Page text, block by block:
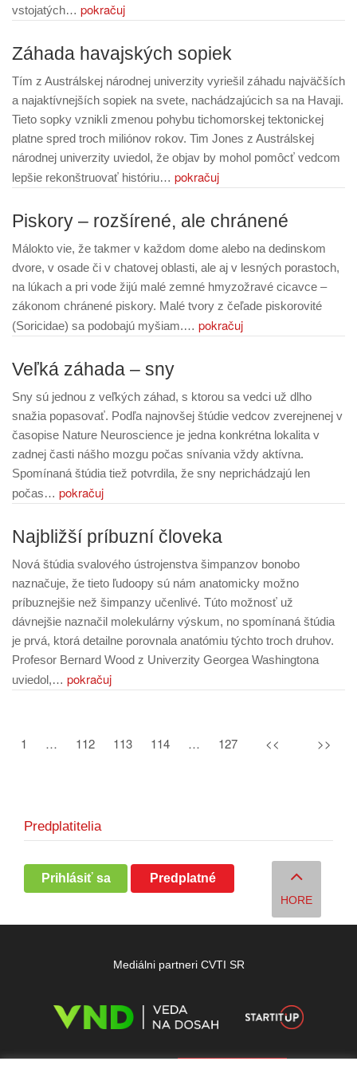
vstojatých… pokračuj
Záhada havajských sopiek
Tím z Austrálskej národnej univerzity vyriešil záhadu najväčších
a najaktívnejších sopiek na svete, nachádzajúcich sa na Havaji.
Tieto sopky vznikli zmenou pohybu tichomorskej tektonickej
platne spred troch miliónov rokov. Tim Jones z Austrálskej
národnej univerzity uviedol, že objav by mohol pomôcť vedcom
lepšie rekonštruovať históriu… pokračuj
Piskory – rozšírené, ale chránené
Málokto vie, že takmer v každom dome alebo na dedinskom
dvore, v osade či v chatovej oblasti, ale aj v lesných porastoch,
na lúkach a pri vode žijú malé zemné hmyzožravé cicavce –
zákonom chránené piskory. Malé tvory z čeľade piskorovité
(Soricidae) sa podobajú myšiam.… pokračuj
Veľká záhada – sny
Sny sú jednou z veľkých záhad, s ktorou sa vedci už dlho
snažia popasovať. Podľa najnovšej štúdie vedcov zverejnenej v
časopise Nature Neuroscience je jedna konkrétna lokalita v
zadnej časti nášho mozgu počas snívania vždy aktívna.
Spomínaná štúdia tiež potvrdila, že sny neprichádzajú len
počas… pokračuj
Najbližší príbuzní človeka
Nová štúdia svalového ústrojenstva šimpanzov bonobo
naznačuje, že tieto ľudoopy sú nám anatomicky možno
príbuznejšie než šimpanzy učenlivé. Túto možnosť už
dávnejšie naznačil molekulárny výskum, no spomínaná štúdia
je prvá, ktorá detailne porovnala anatómiu týchto troch druhov.
Profesor Bernard Wood z Univerzity Georgea Washingtona
uviedol,… pokračuj
<<
1 … 112 113 114 … 127 >>
Predplatitelia
Prihlásiť sa Predplatné
HORE
Mediálni partneri CVTI SR